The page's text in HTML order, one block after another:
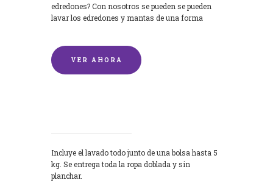
edredones? Con nosotros se pueden se pueden
lavar los edredones y mantas de una forma
VER AHORA
Incluye el lavado todo junto de una bolsa hasta 5
kg. Se entrega toda la ropa doblada y sin
planchar.